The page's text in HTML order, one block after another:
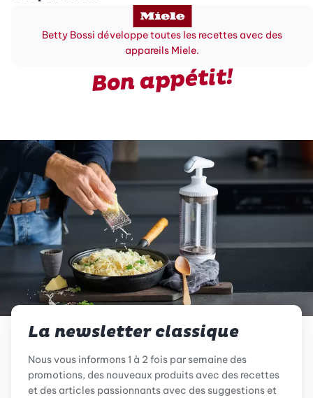
Betty Bossi développe toutes les recettes avec des
appareils Miele.
Bon appétit!
La newsletter classique
Nous vous informons 1 à 2 fois par semaine des
promotions, des nouveaux produits avec des recettes
et des articles passionnants avec des suggestions et